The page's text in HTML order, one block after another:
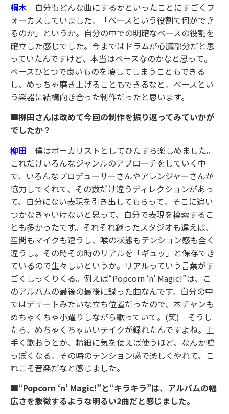
桐木 自分もどんな曲にするかといったことにすごくフ
ォーカスしていました。「ベースという役割で何ができ
るのか」というか。自分の中での明確なベースの役割を
確立した感じでした。今まではドラムが心臓部分だと思
っていたんですけど、本当はベースなのかなと思って。
ベースひとつで良いものを壊してしまうこともできる
し、めっちゃ磨き上げることもできるなと。ベースとい
う楽器に結構向き合った制作だったと思います。
■柳田さんは改めて今回の制作を振り返ってみていかが
でしたか？
柳田 僕はボーカリストとしてひたすら楽しめました。
これだけいろんなジャンルのアプローチをしていく中
で、いろんなプロデューサーさんやアレンジャーさんが
協力してくれて、その数だけ違うディレクションがあっ
て、自分にない表現を引き出してもらって。そこに追い
つかなきゃいけないと思って、自分で表現を模索するこ
とも多かったです。それぞれ録ったスタジオも違えば、
空間もマイクも違うし、喉の状態もテンション感も全く
違うし。その時その時のリアルを「ギュッ」と保存でき
ているので生々しいというか。リアルっていう言葉がす
ごくしっくりくる。例えば“Popcorn ‘n’ Magic!”は、こ
のアルバムの最後の最後に録った曲なんです。自分の中
ではデザートみたいな立ち位置だったので、本チャンも
めちゃくちゃ小躍りしながら歌っていて。(笑) そうし
たら、めちゃくちゃいいテイクが録れたんですよね。上
手く歌おうとか、精細に気を使えば使うほど、なんか嘘
っぽくなる。その時のテンション感で楽しくやれて、こ
れこそ音楽だなと感じました。
■“Popcorn ‘n’ Magic!”と“キラキラ”は、アルバムの幅
広さを象徴するような明るい2曲だと感じました。